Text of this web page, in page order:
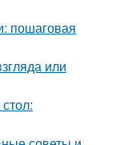
пошаговая
или